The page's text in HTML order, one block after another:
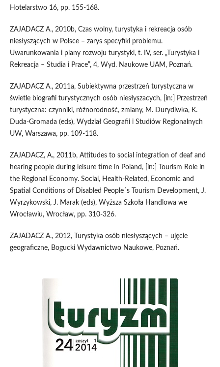
Hotelarstwo 16, pp. 155-168.
ZAJADACZ A., 2010b, Czas wolny, turystyka i rekreacja osób
niesłyszących w Polsce – zarys specyfiki problemu.
Uwarunkowania i plany rozwoju turystyki, t. IV, ser. „Turystyka i
Rekreacja – Studia i Prace”, 4, Wyd. Naukowe UAM, Poznań.
ZAJADACZ A., 2011a, Subiektywna przestrzeń turystyczna w
świetle biografii turystycznych osób niesłyszacych, [in:] Przestrzeń
turystyczna: czynniki, różnorodność, zmiany, M. Durydiwka, K.
Duda-Gromada (eds), Wydział Geografii i Studiów Regionalnych
UW, Warszawa, pp. 109-118.
ZAJADACZ, A., 2011b, Attitudes to social integration of deaf and
hearing people during leisure time in Poland, [in:] Tourism Role in
the Regional Economy. Social, Health-Related, Economic and
Spatial Conditions of Disabled People´s Tourism Development, J.
Wyrzykowski, J. Marak (eds), Wyższa Szkoła Handlowa we
Wrocławiu, Wrocław, pp. 310-326.
ZAJADACZ A., 2012, Turystyka osób niesłyszących – ujęcie
geograficzne, Bogucki Wydawnictwo Naukowe, Poznań.